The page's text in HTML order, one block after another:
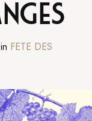
in FETE DES